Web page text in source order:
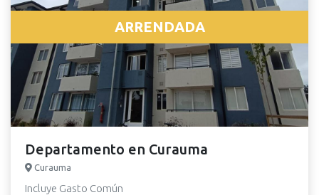
ARRENDADA
Departamento en Curauma
Curauma
Incluye Gasto Común